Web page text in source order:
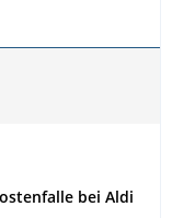
bei Aldi